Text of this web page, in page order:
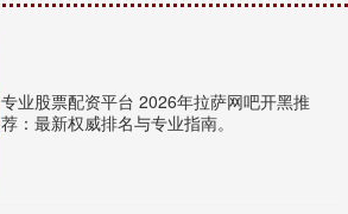
专业股票配资平台 2026年拉萨网吧开黑推
荐：最新权威排名与专业指南。